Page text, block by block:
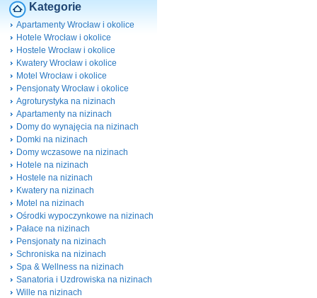
Kategorie
Apartamenty Wrocław i okolice
Hotele Wrocław i okolice
Hostele Wrocław i okolice
Kwatery Wrocław i okolice
Motel Wrocław i okolice
Pensjonaty Wrocław i okolice
Agroturystyka na nizinach
Apartamenty na nizinach
Domy do wynajęcia na nizinach
Domki na nizinach
Domy wczasowe na nizinach
Hotele na nizinach
Hostele na nizinach
Kwatery na nizinach
Motel na nizinach
Ośrodki wypoczynkowe na nizinach
Pałace na nizinach
Pensjonaty na nizinach
Schroniska na nizinach
Spa & Wellness na nizinach
Sanatoria i Uzdrowiska na nizinach
Wille na nizinach